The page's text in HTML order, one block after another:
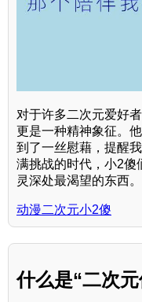
对于许多二次元爱好
更是一种精神象征。
到了一丝慰藉，提醒
满挑战的时代，小2傻
灵深处最渴望的东西。
动漫二次元小2傻
什么是“二次元